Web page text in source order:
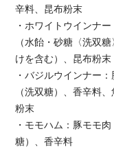
辛料、昆布粉末
・ホワイトウインナ
（水飴・砂糖〈洗双
けを含む）、昆布粉末
・バジルウインナー
（洗双糖）、香辛料
粉末
・モモハム：豚モモ
糖）、香辛料